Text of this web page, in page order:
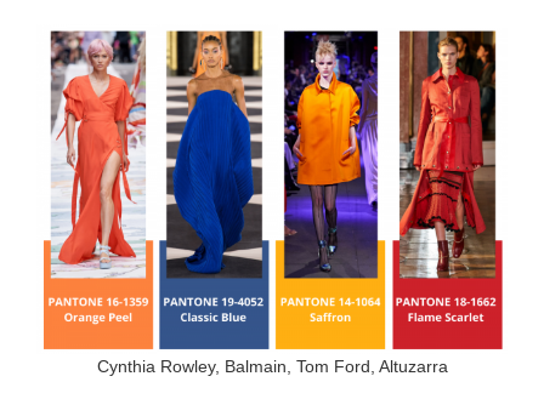
Cynthia Rowley, Balmain, Tom Ford, Altuzarra